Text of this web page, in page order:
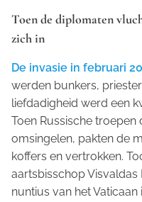
Toen de diplomaten
zich in
De invasie in februari
werden bunkers,
liefdadigheid werd een
Toen Russische troepen
omsingelen, pakten de
koffers en vertrokken.
aartsbisschop
nuntius van het